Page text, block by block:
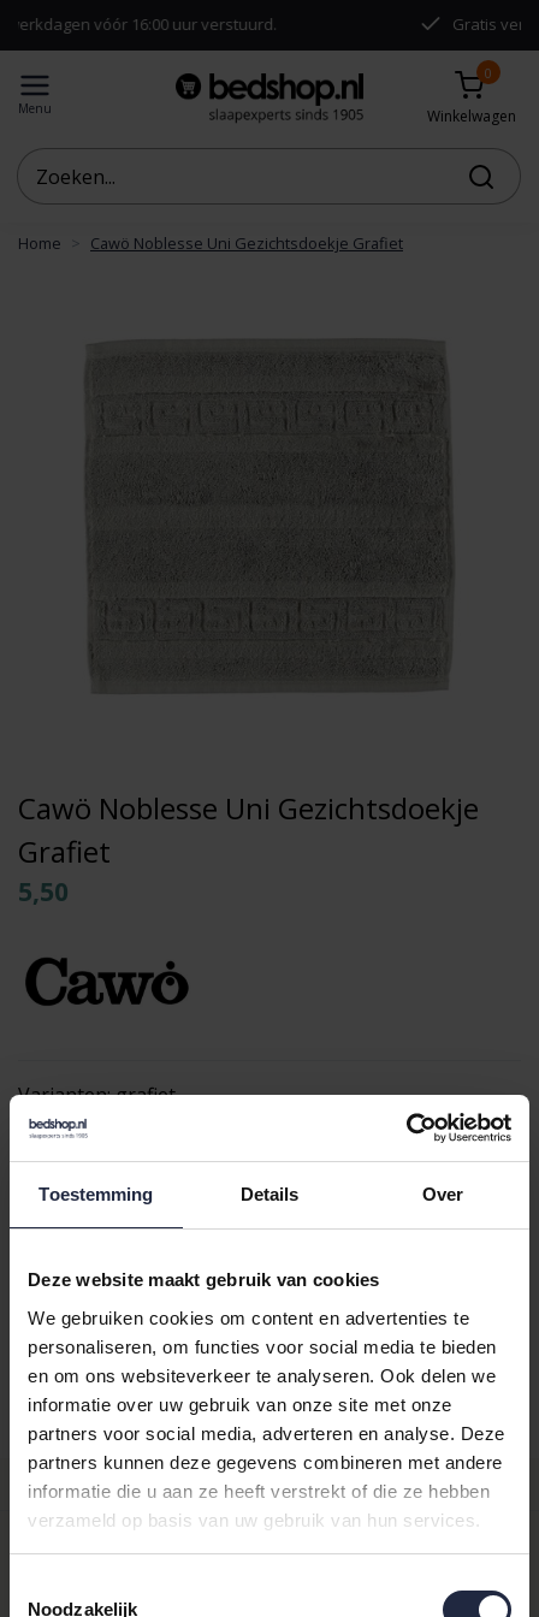
Toestemming Details Over
Deze website maakt gebruik van cookies
We gebruiken cookies om content en advertenties te
personaliseren, om functies voor social media te bieden
en om ons websiteverkeer te analyseren. Ook delen we
informatie over uw gebruik van onze site met onze
partners voor social media, adverteren en analyse. Deze
partners kunnen deze gegevens combineren met andere
informatie die u aan ze heeft verstrekt of die ze hebben
verzameld op basis van uw gebruik van hun services.
Noodzakelijk
vóór 16:00 uur verstuurd. Gratis verzending
Menu
0
Winkelwagen
Home Cawö Noblesse Uni Gezichtsdoekje Grafiet
Cawö Noblesse Uni Gezichtsdoekje
Grafiet
5,50
Varianten:grafiet
Loading...
Loading...
Binnen 24 uur verstuurd
Gratis retourneren vanaf €100,-
Achteraf betalen mogelijk
Productomschrijving
Cawö handdoek collectie Noblesse biedt voortreffelijke badstof